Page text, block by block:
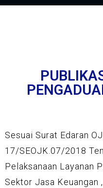
Sesuai Surat Edaran
17/SEOJK.07/2018
Pelaksanaan Layanan
Sektor Jasa Keuangan